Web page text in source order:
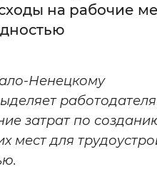
сайта
Инверсивный
фон
на рабочие
Ненецкому
затрат по
мест для